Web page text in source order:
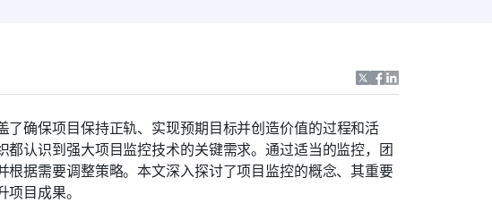
了确保项目保持正轨、实现预期目标并创造价值的过程和活
认识到强大项目监控技术的关键需求。通过适当的监控，团
据需要调整策略。本文深入探讨了项目监控的概念、其重要
目成果。